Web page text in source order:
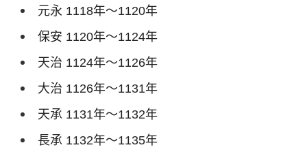
元永 1118年～1120年
保安 1120年～1124年
天治 1124年～1126年
大治 1126年～1131年
天承 1131年～1132年
長承 1132年～1135年